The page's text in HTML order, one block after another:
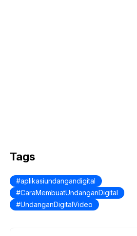
Tags
aplikasiundangandigital
CaraMembuatUndanganDigital
UndanganDigitalVideo